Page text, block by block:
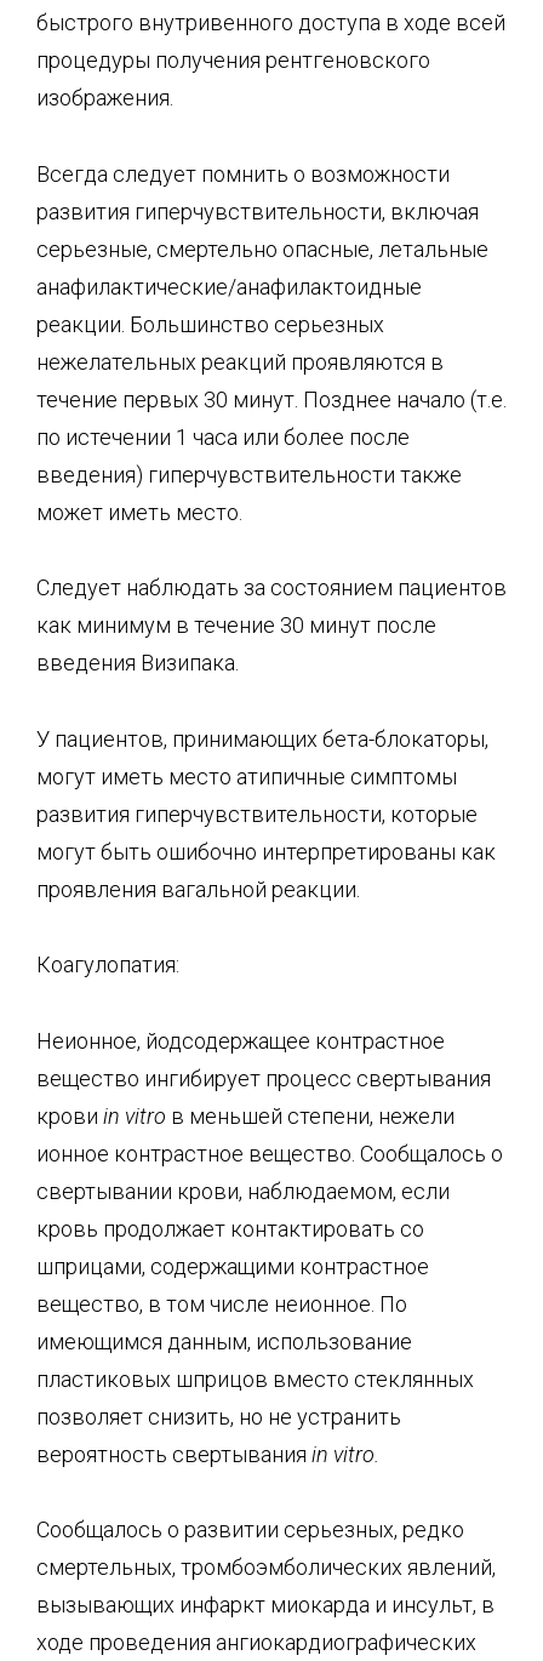
быстрого внутривенного доступа в ходе всей
процедуры получения рентгеновского
изображения.
Всегда следует помнить о возможности
развития гиперчувствительности, включая
серьезные, смертельно опасные, летальные
анафилактические/анафилактоидные
реакции. Большинство серьезных
нежелательных реакций проявляются в
течение первых 30 минут. Позднее начало (т.е.
по истечении 1 часа или более после
введения) гиперчувствительности также
может иметь место.
Следует наблюдать за состоянием пациентов
как минимум в течение 30 минут после
введения Визипака.
У пациентов, принимающих бета-блокаторы,
могут иметь место атипичные симптомы
развития гиперчувствительности, которые
могут быть ошибочно интерпретированы как
проявления вагальной реакции.
Коагулопатия:
Неионное, йодсодержащее контрастное
вещество ингибирует процесс свертывания
крови in vitro в меньшей степени, нежели
ионное контрастное вещество. Сообщалось о
свертывании крови, наблюдаемом, если
кровь продолжает контактировать со
шприцами, содержащими контрастное
вещество, в том числе неионное. По
имеющимся данным, использование
пластиковых шприцов вместо стеклянных
позволяет снизить, но не устранить
вероятность свертывания in vitro
Сообщалось о развитии серьезных, редко
смертельных, тромбоэмболических явлений,
вызывающих инфаркт миокарда и инсульт, в
ходе проведения ангиокардиографических